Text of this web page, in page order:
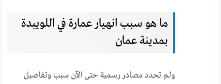
ما هو سبب انهيار عمارة في اللويبدة
بمدينة عمان
ولم تحدد مصادر رسمية حتى الآن سبب وتفاصيل